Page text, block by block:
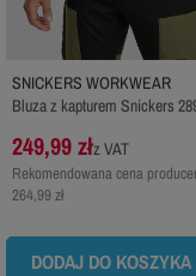
SNICKERS WORKWEAR
Bluza z kapturem Snickers
249,99 złz VAT
Rekomendowana cena
264,99 zł
DODAJ DO KOSZYKA